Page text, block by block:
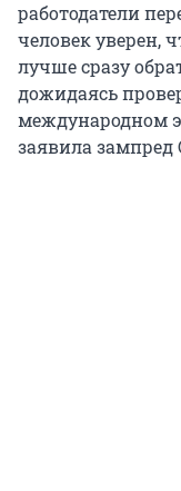
работодатели
человек уверен,
лучше сразу
дожидаясь
международном
заявила зампред